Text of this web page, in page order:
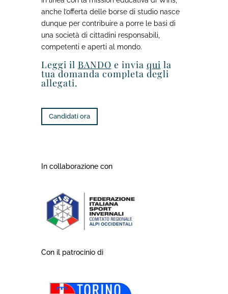
anche l’offerta delle borse di studio nasce
dunque per contribuire a porre le basi di
una società di cittadini responsabili,
competenti e aperti al mondo.
Leggi il BANDO e invia qui la
tua domanda completa degli
allegati.
Candidati ora
In collaborazione con
Con il patrocinio di